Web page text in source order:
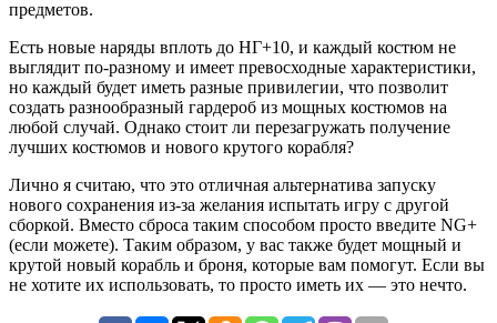
предметов.
Есть новые наряды вплоть до НГ+10, и каждый костюм не
выглядит по-разному и имеет превосходные характеристики,
но каждый будет иметь разные привилегии, что позволит
создать разнообразный гардероб из мощных костюмов на
любой случай. Однако стоит ли перезагружать получение
лучших костюмов и нового крутого корабля?
Лично я считаю, что это отличная альтернатива запуску
нового сохранения из-за желания испытать игру с другой
сборкой. Вместо сброса таким способом просто введите NG+
(если можете). Таким образом, у вас также будет мощный и
крутой новый корабль и броня, которые вам помогут. Если вы
не хотите их использовать, то просто иметь их — это нечто.